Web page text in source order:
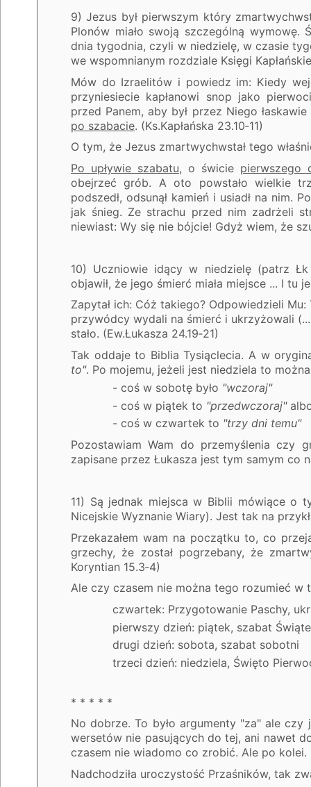
9) Jezus był pierwszym który
Plonów miało swoją szczególną wymowę.
dnia tygodnia, czyli w niedzielę, w czasie
we wspomnianym rozdziale Księgi
Mów do Izraelitów i powiedz im: Kiedy
przyniesiecie kapłanowi snop jako
przed Panem, aby był przez Niego
po szabacie. (Ks.Kapłańska 23.10‑11)
O tym, że Jezus zmartwychwstał tego
Po upływie szabatu, o świcie pierwszego
obejrzeć grób. A oto powstało wielkie
podszedł, odsunął kamień i usiadł na nim.
jak śnieg. Ze strachu przed nim zadrżeli
niewiast: Wy się nie bójcie! Gdyż wiem, że
10) Uczniowie idący w niedzielę (patrz
objawił, że jego śmierć miała miejsce ... I tu
Zapytał ich: Cóż takiego? Odpowiedzieli
przywódcy wydali na śmierć i ukrzyżowali
stało. (Ew.Łukasza 24.19‑21)
Tak oddaje to Biblia Tysiąclecia. A w
to". Po mojemu, jeżeli jest niedziela to
- coś w sobotę było "wczoraj"
- coś w piątek to "przedwczoraj"
- coś w czwartek to "trzy dni temu"
Pozostawiam Wam do przemyślenia czy
zapisane przez Łukasza jest tym samym co
11) Są jednak miejsca w Biblii mówiące o
Nicejskie Wyznanie Wiary). Jest tak na
Przekazałem wam na początku to, co
grzechy, że został pogrzebany, że
Koryntian 15.3‑4)
Ale czy czasem nie można tego rozumieć w
czwartek: Przygotowanie Paschy,
pierwszy dzień: piątek, szabat
drugi dzień: sobota, szabat sobotni
trzeci dzień: niedziela, Święto
* * * * *
No dobrze. To było argumenty "za" ale
wersetów nie pasujących do tej, ani nawet
czasem nie wiadomo co zrobić. Ale po
Nadchodziła uroczystość Przaśników, tak